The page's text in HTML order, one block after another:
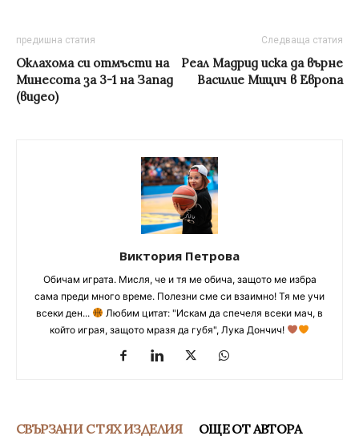
предишна статия
Оклахома си отмъсти на
Минесота за 3-1 на Запад
(видео)
Следваща статия
Реал Мадрид иска да върне
Василие Мицич в Европа
Виктория Петрова
Обичам играта. Мисля, че и тя ме обича, защото ме избра
сама преди много време. Полезни сме си взаимно! Тя ме учи
всеки ден...
Любим цитат: "Искам да спечеля всеки мач, в
който играя, защото мразя да губя", Лука Дончич!
СВЪРЗАНИ С ТЯХ ИЗДЕЛИЯ ОЩЕ ОТ АВТОРА